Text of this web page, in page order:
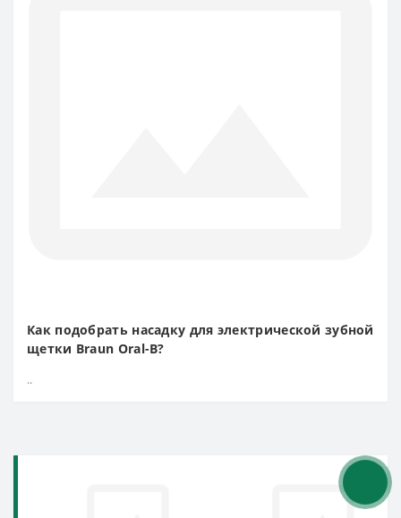
Как подобрать насадку для электрической зубной
щетки Braun Oral-B?
..